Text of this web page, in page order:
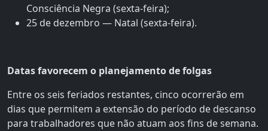
Consciência Negra (sexta-feira);
25 de dezembro — Natal (sexta-feira).
Datas favorecem o planejamento de folgas
Entre os seis feriados restantes, cinco ocorrerão em
dias que permitem a extensão do período de descanso
para trabalhadores que não atuam aos fins de semana.